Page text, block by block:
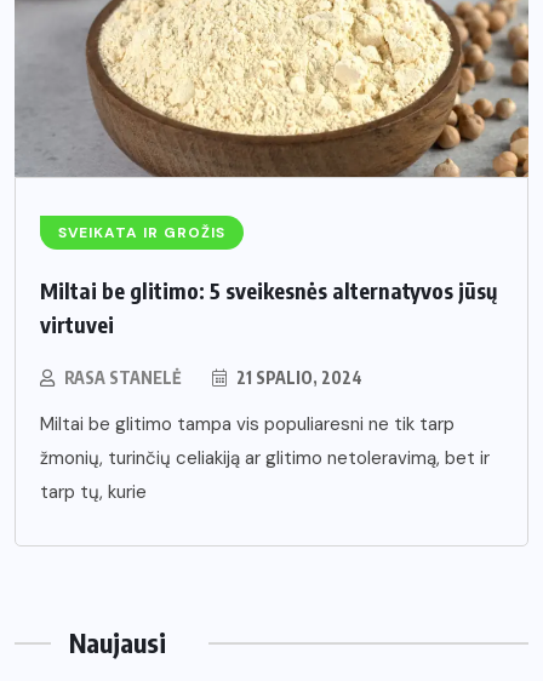
SVEIKATA IR GROŽIS
Miltai be glitimo: 5 sveikesnės alternatyvos jūsų
virtuvei
RASA STANELĖ 21 SPALIO, 2024
Miltai be glitimo tampa vis populiaresni ne tik tarp
žmonių, turinčių celiakiją ar glitimo netoleravimą, bet ir
tarp tų, kurie
Naujausi